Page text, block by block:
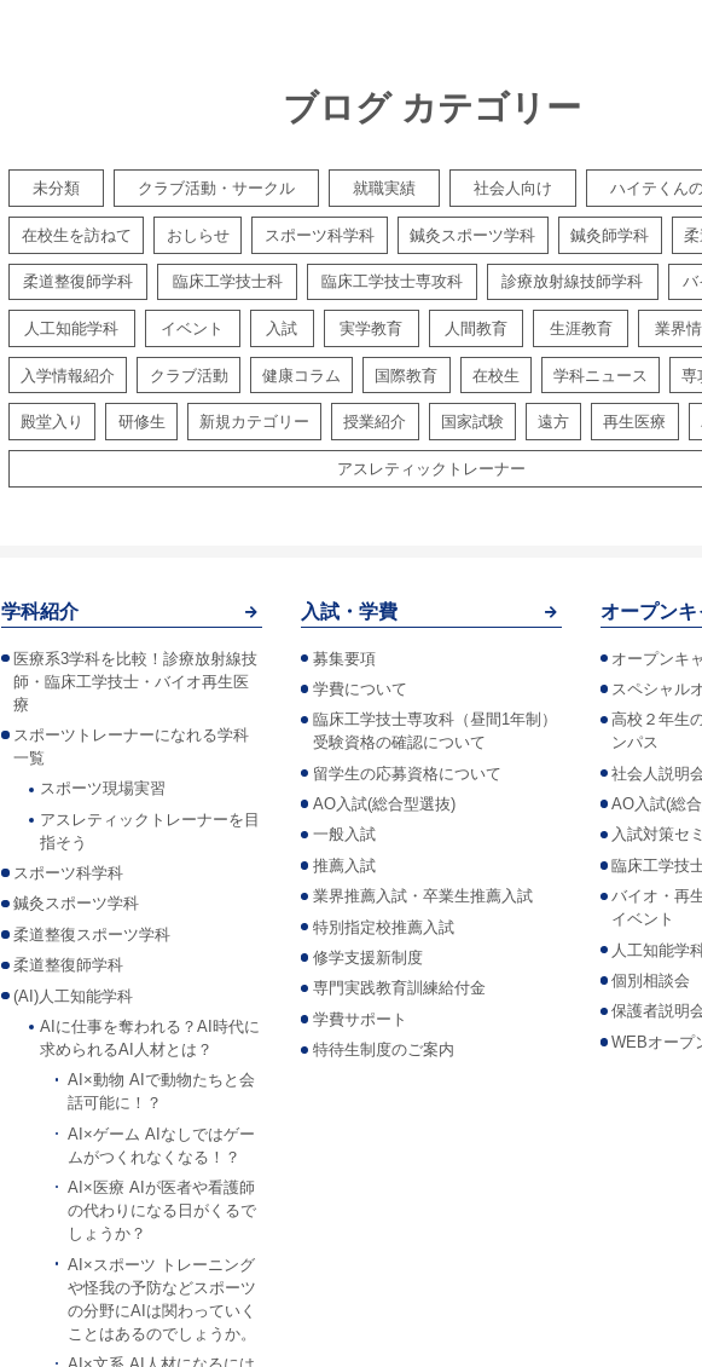
ブログ カテゴリー
未分類 クラブ活動・サークル 就職実績 社会人向け ハイテくん
在校生を訪ねて おしらせ スポーツ科学科 鍼灸スポーツ学科 鍼灸師学科
柔道整復師学科 臨床工学技士科 臨床工学技士専攻科 診療放射線技師学科 バ
人工知能学科 イベント 入試 実学教育 人間教育 生涯教育 業界
入学情報紹介 クラブ活動 健康コラム 国際教育 在校生 学科ニュース 専
殿堂入り 研修生 新規カテゴリー 授業紹介 国家試験 遠方 再生医療
アスレティックトレーナー
学科紹介
医療系3学科を比較！診療放射線技
師・臨床工学技士・バイオ再生医
療
スポーツトレーナーになれる学科
一覧
スポーツ現場実習
アスレティックトレーナーを目
指そう
スポーツ科学科
鍼灸スポーツ学科
柔道整復スポーツ学科
柔道整復師学科
(AI)人工知能学科
AIに仕事を奪われる？AI時代に
求められるAI人材とは？
AI×動物 AIで動物たちと会
話可能に！？
AI×ゲーム AIなしではゲー
ムがつくれなくなる！？
AI×医療 AIが医者や看護師
の代わりになる日がくるで
しょうか？
AI×スポーツ トレーニング
や怪我の予防などスポーツ
の分野にAIは関わっていく
ことはあるのでしょうか。
入試・学費
募集要項
学費について
臨床工学技士専攻科（昼間1年制）
受験資格の確認について
留学生の応募資格について
AO入試(総合型選抜)
一般入試
推薦入試
業界推薦入試・卒業生推薦入試
特別指定校推薦入試
修学支援新制度
専門実践教育訓練給付金
学費サポート
特待生制度のご案内
オープン
オープンキ
スペシャル
高校２年生
ンパス
社会人説明
AO入試(総
入試対策セ
臨床工学技
バイオ・再
イベント
人工知能学
個別相談会
保護者説明
WEBオープ